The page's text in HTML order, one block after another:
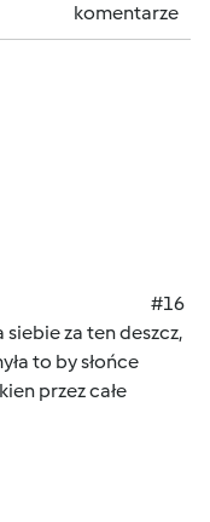
komentarze
#16
siebie za ten deszcz,
to by słońce
przez całe